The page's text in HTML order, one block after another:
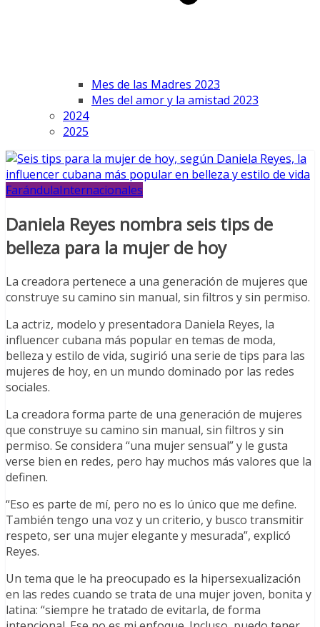
Mes de las Madres 2023
Mes del amor y la amistad 2023
2024
2025
FarándulaInternacionales
Daniela Reyes nombra seis tips de
belleza para la mujer de hoy
La creadora pertenece a una generación de mujeres que
construye su camino sin manual, sin filtros y sin permiso.
La actriz, modelo y presentadora Daniela Reyes, la
influencer cubana más popular en temas de moda,
belleza y estilo de vida, sugirió una serie de tips para las
mujeres de hoy, en un mundo dominado por las redes
sociales.
La creadora forma parte de una generación de mujeres
que construye su camino sin manual, sin filtros y sin
permiso. Se considera “una mujer sensual” y le gusta
verse bien en redes, pero hay muchos más valores que la
definen.
“Eso es parte de mí, pero no es lo único que me define.
También tengo una voz y un criterio, y busco transmitir
respeto, ser una mujer elegante y mesurada”, explicó
Reyes.
Un tema que le ha preocupado es la hipersexualización
en las redes cuando se trata de una mujer joven, bonita y
latina: “siempre he tratado de evitarla, de forma